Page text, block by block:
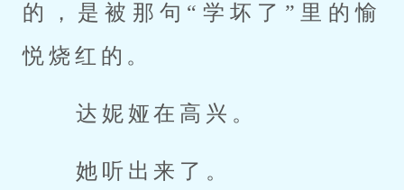
的，是被那句“学坏了”里的愉
悦烧红的。
达妮娅在高兴。
她听出来了。